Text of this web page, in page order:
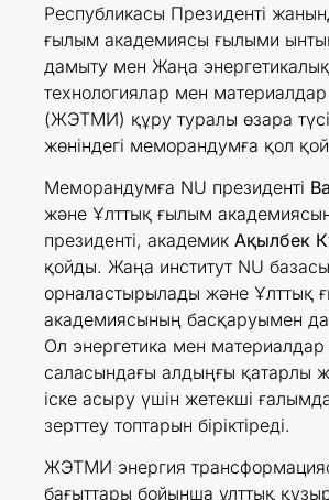
Республикасы Президенті
ғылым академиясы ғылыми
дамыту мен Жаңа энергетикалық
технологиялар мен материалдар
(ЖЭТМИ) құру туралы өзара
жөніндегі меморандумға қол
Меморандумға NU президенті
және Ұлттық ғылым
президенті, академик Ақылбек
қойды. Жаңа институт NU
орналастырылады және Ұлттық
академиясының басқаруымен
Ол энергетика мен
саласындағы алдыңғы қатарлы
іске асыру үшін жетекші
зерттеу топтарын біріктіреді.
ЖЭТМИ энергия
бағыттары бойынша ұлттық